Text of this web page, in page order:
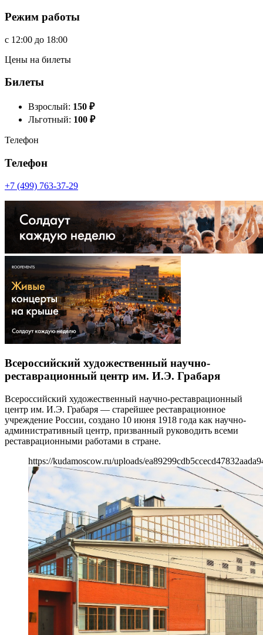
Режим работы
c 12:00 до 18:00
Цены на билеты
Билеты
Взрослый: 150 ₽
Льготный: 100 ₽
Телефон
Телефон
+7 (499) 763-37-29
Всероссийский художественный научно-
реставрационный центр им. И.Э. Грабаря
Всероссийский художественный научно-реставрационный
центр им. И.Э. Грабаря — старейшее реставрационное
учреждение России, создано 10 июня 1918 года как научно-
административный центр, призванный руководить всеми
реставрационными работами в стране.
https://kudamoscow.ru/uploads/